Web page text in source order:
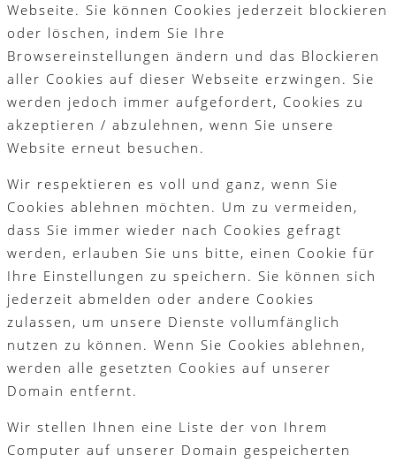
Webseite. Sie können Cookies jederzeit blockieren
oder löschen, indem Sie Ihre
Browsereinstellungen ändern und das Blockieren
aller Cookies auf dieser Webseite erzwingen. Sie
werden jedoch immer aufgefordert, Cookies zu
akzeptieren / abzulehnen, wenn Sie unsere
Website erneut besuchen.
Wir respektieren es voll und ganz, wenn Sie
Cookies ablehnen möchten. Um zu vermeiden,
dass Sie immer wieder nach Cookies gefragt
werden, erlauben Sie uns bitte, einen Cookie für
Ihre Einstellungen zu speichern. Sie können sich
jederzeit abmelden oder andere Cookies
zulassen, um unsere Dienste vollumfänglich
nutzen zu können. Wenn Sie Cookies ablehnen,
werden alle gesetzten Cookies auf unserer
Domain entfernt.
Wir stellen Ihnen eine Liste der von Ihrem
Computer auf unserer Domain gespeicherten